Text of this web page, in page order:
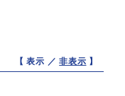
【 表示 ／非表示 】